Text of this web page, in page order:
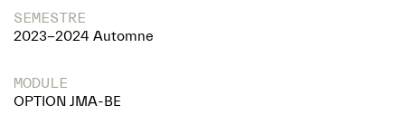
SEMESTRE
2023-2024 Automne
MODULE
OPTION JMA-BE